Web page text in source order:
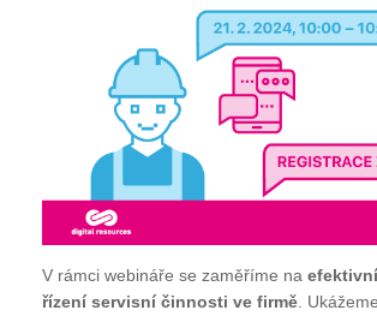
V rámci webináře se zaměříme na
řízení servisní činnosti ve firmě .